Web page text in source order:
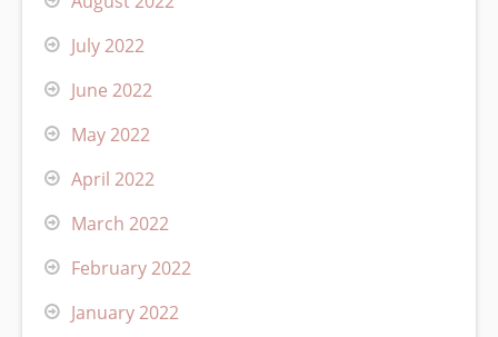
July 2022
June 2022
May 2022
April 2022
March 2022
February 2022
January 2022